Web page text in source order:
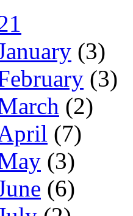
(3)
(3)
(2)
(7)
(3)
(6)